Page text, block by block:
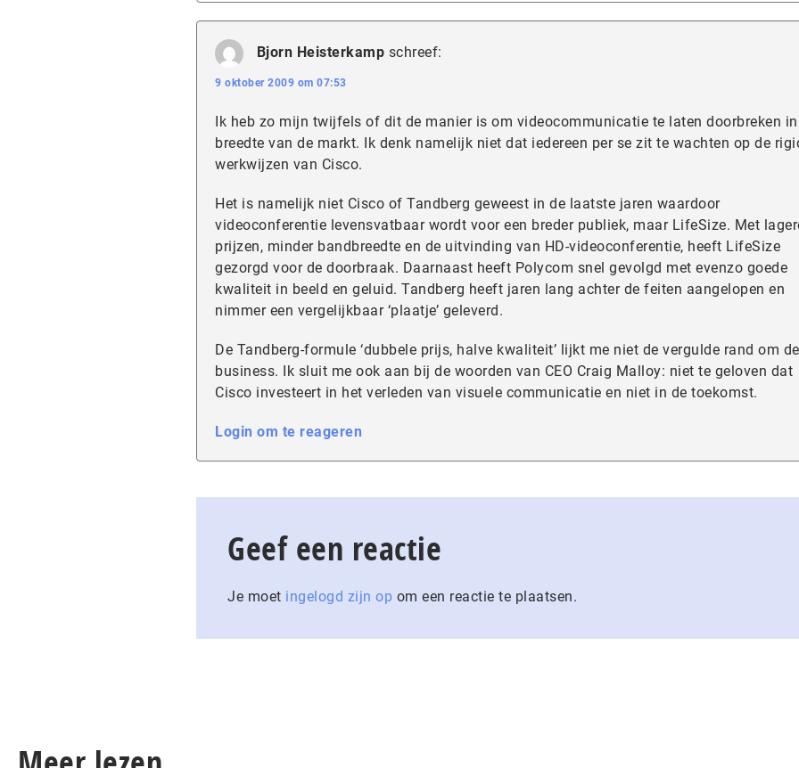
Bjorn Heisterkamp schreef:
9 oktober 2009 om 07:53
Ik heb zo mijn twijfels of dit de manier is om videocommunicatie te laten doorbreken
breedte van de markt. Ik denk namelijk niet dat iedereen per se zit te wachten op de
werkwijzen van Cisco.
Het is namelijk niet Cisco of Tandberg geweest in de laatste jaren waardoor
videoconferentie levensvatbaar wordt voor een breder publiek, maar LifeSize. Met
prijzen, minder bandbreedte en de uitvinding van HD-videoconferentie, heeft LifeSize
gezorgd voor de doorbraak. Daarnaast heeft Polycom snel gevolgd met evenzo goede
kwaliteit in beeld en geluid. Tandberg heeft jaren lang achter de feiten aangelopen en
nimmer een vergelijkbaar ‘plaatje’ geleverd.
De Tandberg-formule ‘dubbele prijs, halve kwaliteit’ lijkt me niet de vergulde rand om
business. Ik sluit me ook aan bij de woorden van CEO Craig Malloy: niet te geloven dat
Cisco investeert in het verleden van visuele communicatie en niet in de toekomst.
Login om te reageren
Geef een reactie
Je moet ingelogd zijn op om een reactie te plaatsen.